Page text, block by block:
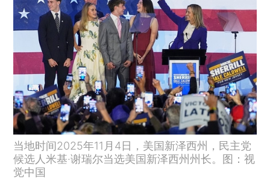
当地时间2025年11月4日，美国新泽西州，民主党
候选人米基·谢瑞尔当选美国新泽西州州长。图：视
觉中国